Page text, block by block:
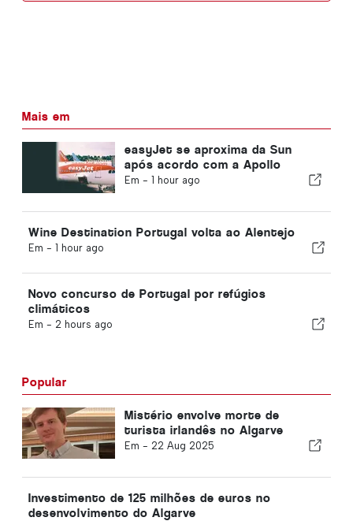
Mais em
easyJet se aproxima da Sun
após acordo com a Apollo
Em - 1 hour ago
Wine Destination Portugal volta ao Alentejo
Em - 1 hour ago
Novo concurso de Portugal por refúgios
climáticos
Em - 2 hours ago
Popular
Mistério envolve morte de
turista irlandês no Algarve
Em - 22 Aug 2025
Investimento de 125 milhões de euros no
desenvolvimento do Algarve